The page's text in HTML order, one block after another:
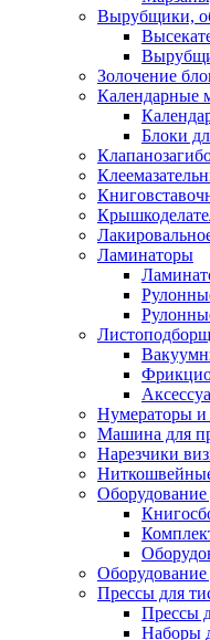
Вырубщики,
Золочение
Календарные
Блоки
Ламинаторы
Нумераторы и
Машина для
Нарезчики
Оборудование
Оборудование
Прессы для
Прессы
Наборы